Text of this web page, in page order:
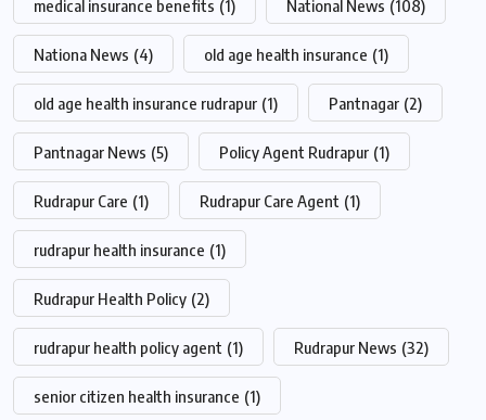
medical insurance benefits (1) National News (108)
Nationa News (4) old age health insurance (1)
old age health insurance rudrapur (1) Pantnagar (2)
Pantnagar News (5) Policy Agent Rudrapur (1)
Rudrapur Care (1) Rudrapur Care Agent (1)
rudrapur health insurance (1)
Rudrapur Health Policy (2)
rudrapur health policy agent (1) Rudrapur News (32)
senior citizen health insurance (1)